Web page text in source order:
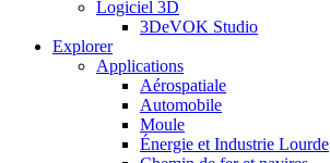
Logiciel 3D
3DeVOK Studio
Explorer
Applications
Aérospatiale
Automobile
Moule
Énergie et Industrie Lourde